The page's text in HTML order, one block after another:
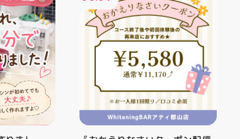
っていて どの色の子が出るかは
開けてからのお楽しみ #ラメキ
ラ中華まん #スクイーズ #中華
まんグッズ #海外トレンド #む
にゅむにゅ シル活 新商品入荷
HUBSTORE